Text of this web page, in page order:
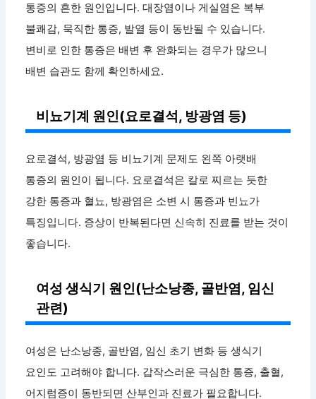
통증의 흔한 원인입니다. 대장염이나 게실염은 복부
불쾌감, 묵직한 통증, 발열 등이 동반될 수 있습니다.
변비로 인한 통증은 배변 후 완화되는 경우가 많으니
배변 습관도 함께 확인하세요.
비뇨기계 원인(요로결석, 방광염 등)
요로결석, 방광염 등 비뇨기계 문제도 왼쪽 아랫배
통증의 원인이 됩니다. 요로결석은 칼로 찌르는 듯한
강한 통증과 혈뇨, 방광염은 소변 시 통증과 빈뇨가
특징입니다. 증상이 반복된다면 신속히 진료를 받는 것이
좋습니다.
여성 생식기 원인(난소낭종, 골반염, 임신
관련)
여성은 난소낭종, 골반염, 임신 초기 변화 등 생식기
요인도 고려해야 합니다. 갑작스러운 극심한 통증, 출혈,
어지럼증이 동반되면 산부인과 진료가 필요합니다.